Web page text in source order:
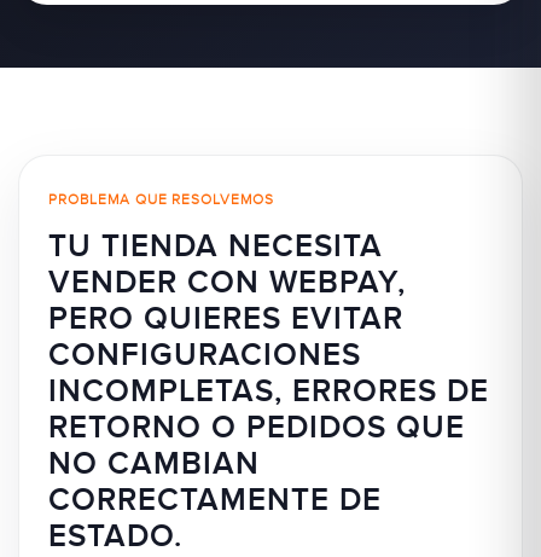
PROBLEMA QUE RESOLVEMOS
TU TIENDA NECESITA
VENDER CON WEBPAY,
PERO QUIERES EVITAR
CONFIGURACIONES
INCOMPLETAS, ERRORES DE
RETORNO O PEDIDOS QUE
NO CAMBIAN
CORRECTAMENTE DE
ESTADO.